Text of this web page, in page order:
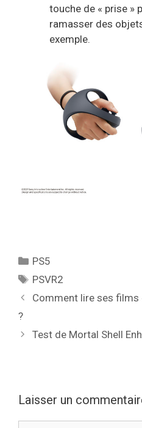
touche de « prise »
ramasser des
exemple.
Catégories
PS5
Étiquettes
PSVR2
Comment lire ses films
?
Test de Mortal Shell
Laisser un